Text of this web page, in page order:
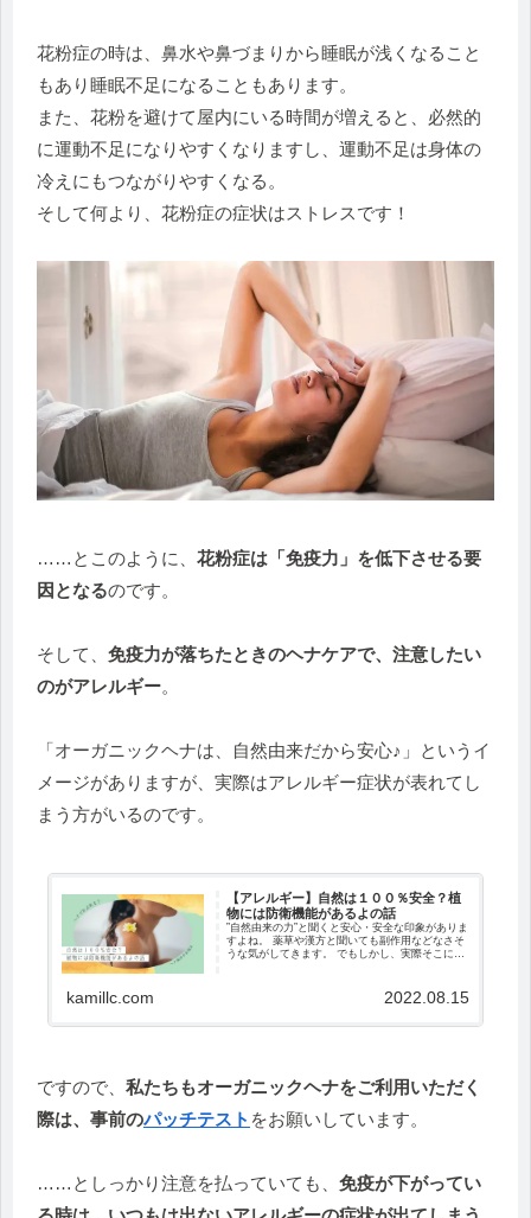
花粉症の時は、鼻水や鼻づまりから睡眠が浅くなること
もあり睡眠不足になることもあります。
また、花粉を避けて屋内にいる時間が増えると、必然的
に運動不足になりやすくなりますし、運動不足は身体の
冷えにもつながりやすくなる。
そして何より、花粉症の症状はストレスです！
……とこのように、 花粉症は「免疫力」を低下させる要
因となるのです。
そして、 免疫力が落ちたときのヘナケアで、注意したい
のがアレルギー。
「オーガニックヘナは、自然由来だから安心♪」というイ
メージがありますが、実際はアレルギー症状が表れてし
まう方がいるのです。
【アレルギー】自然は１００％安全？植
物には防衛機能があるよの話
”自然由来の力”と聞くと安心・安全な印象がありま
すよね。 薬草や漢方と聞いても副作用などなさそ
うな気がしてきます。 でもしかし、実際そこにも
kamillc.com 2022.08.15
ですので、 私たちもオーガニックヘナをご利用いただく
際は、事前のパッチテスト をお願いしています。
……としっかり注意を払っていても、 免疫が下がってい